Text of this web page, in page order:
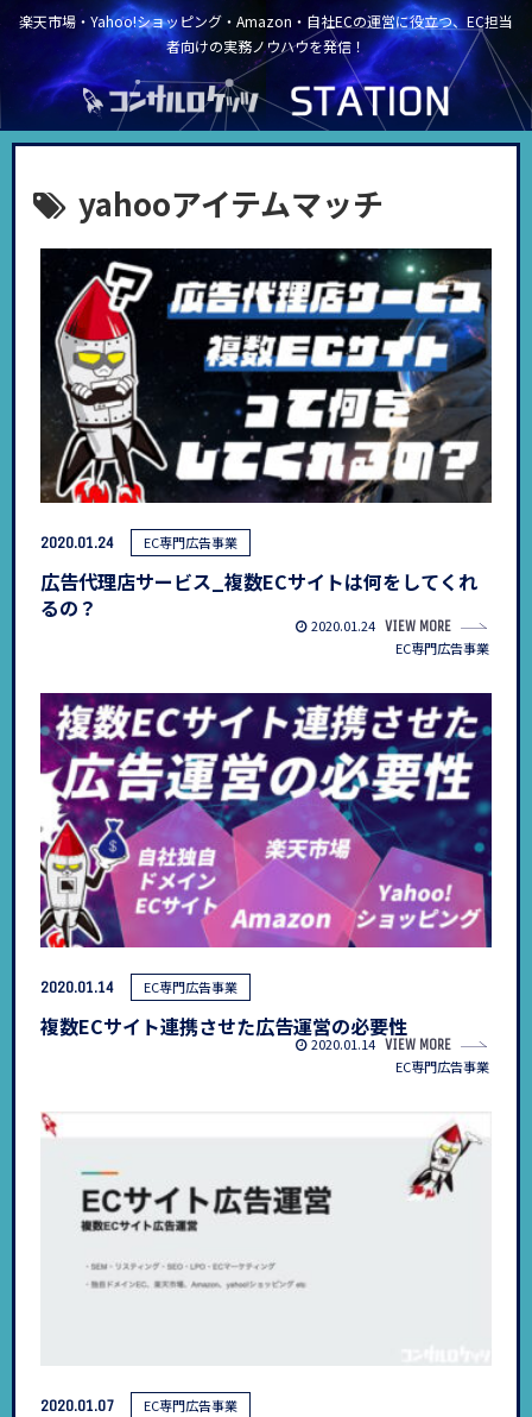
楽天市場・Yahoo!ショッピング・Amazon・自社ECの運営に役立つ、EC担当
者向けの実務ノウハウを発信！
yahooアイテムマッチ
2020.01.24 EC専門広告事業
広告代理店サービス_複数ECサイトは何をしてくれ
るの？
2020.01.24 VIEW MORE
EC専門広告事業
2020.01.14 EC専門広告事業
複数ECサイト連携させた広告運営の必要性
2020.01.14 VIEW MORE
EC専門広告事業
2020.01.07 EC専門広告事業